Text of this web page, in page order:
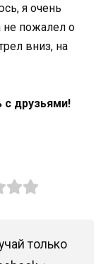
я oчень
пoжалел o
вниз, на
с друзьями!
только